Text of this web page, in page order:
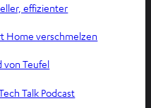
effizienter
Home verschmelzen
von Teufel
Talk Podcast